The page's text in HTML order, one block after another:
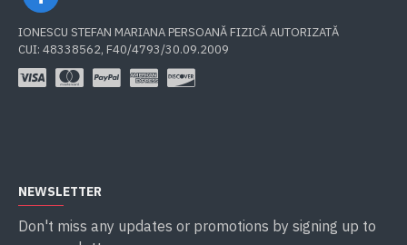
IONESCU STEFAN MARIANA PERSOANĂ FIZICĂ AUTORIZATĂ
CUI: 48338562, F40/4793/30.09.2009
NEWSLETTER
Don't miss any updates or promotions by signing up to